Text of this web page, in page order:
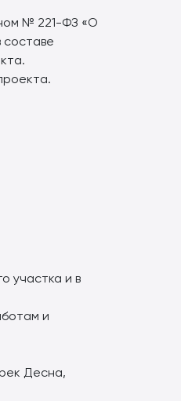
№ 221-ФЗ «О
участка и в
и
Десна,